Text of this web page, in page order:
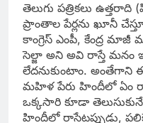
తెలుగు పత్రికలు ఉత్తరాది
ప్రాంతాల పేర్లను ఖూనీ
కాంగ్రెస్‌ ఎంపీ, కేంద్ర
సెల్జా అని అవి రాస్తే మనం
లేదనుకుంటాం. అంతేగాని ఈ
మహిళ పేరు హిందీలో ఏం
ఒక్కసారి కూడా
హిందీలో రాసేటప్పుడు,